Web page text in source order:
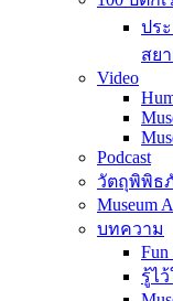
ปร
สย
Video
Podcast
วัตถุพิพิธ
Museum
บทความ
Fun
รู้ไ